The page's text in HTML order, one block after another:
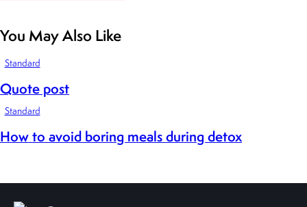
You May Also Like
Standard
Quote post
Standard
How to avoid boring meals during detox